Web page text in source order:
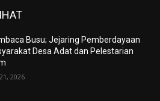
Busu; Jejaring Pemberdayaan
Desa Adat dan Pelestarian
2026